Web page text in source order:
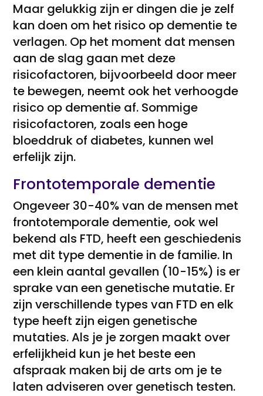
Maar gelukkig zijn er dingen die je zelf
kan doen om het risico op dementie te
verlagen. Op het moment dat mensen
aan de slag gaan met deze
risicofactoren, bijvoorbeeld door meer
te bewegen, neemt ook het verhoogde
risico op dementie af. Sommige
risicofactoren, zoals een hoge
bloeddruk of diabetes, kunnen wel
erfelijk zijn.
Frontotemporale dementie
Ongeveer 30-40% van de mensen met
frontotemporale dementie, ook wel
bekend als FTD, heeft een geschiedenis
met dit type dementie in de familie. In
een klein aantal gevallen (10-15%) is er
sprake van een genetische mutatie. Er
zijn verschillende types van FTD en elk
type heeft zijn eigen genetische
mutaties. Als je je zorgen maakt over
erfelijkheid kun je het beste een
afspraak maken bij de arts om je te
laten adviseren over genetisch testen.